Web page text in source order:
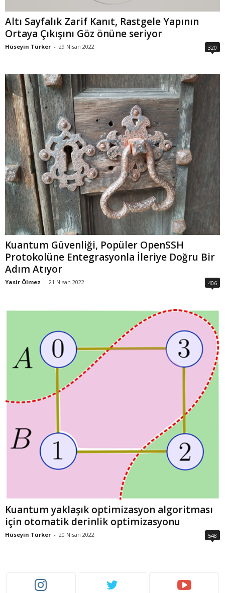
Altı Sayfalık Zarif Kanıt, Rastgele Yapının
Ortaya Çıkışını Göz önüne seriyor
Hüseyin Türker - 29 Nisan 2022 320
Kuantum Güvenliği, Popüler OpenSSH
Protokolüne Entegrasyonla İleriye Doğru Bir
Adım Atıyor
Yasir Ölmez - 21 Nisan 2022 406
Kuantum yaklaşık optimizasyon algoritması
için otomatik derinlik optimizasyonu
Hüseyin Türker - 20 Nisan 2022 548